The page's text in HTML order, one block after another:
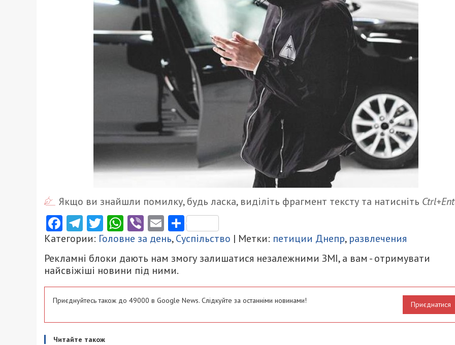
Якщо ви знайшли помилку, будь ласка, виділіть фрагмент тексту та натисніть
Facebook
Telegram
Twitter
WhatsApp
ViberEmailПоділитися
Категории: Головне за день,Суспільство | Метки: петиции Днепр, развлечения
Рекламні блоки дають нам змогу залишатися незалежними ЗМІ, а вам - отримувати
найсвіжіші новини під ними.
Приєднуйтесь також до 49000 в Google News. Слідкуйте за останніми новинами! Приєднатися
Читайте також